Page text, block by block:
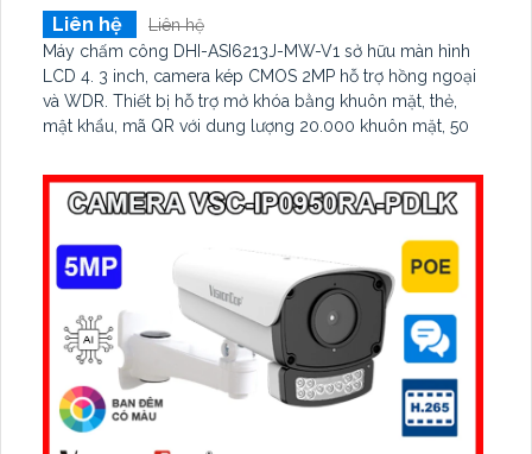
Liên hệ
Liên hệ
Máy chấm công DHI-ASI6213J-MW-V1 sở hữu màn hình
LCD 4. 3 inch, camera kép CMOS 2MP hỗ trợ hồng ngoại
và WDR. Thiết bị hỗ trợ mở khóa bằng khuôn mặt, thẻ,
mật khẩu, mã QR với dung lượng 20.000 khuôn mặt, 50